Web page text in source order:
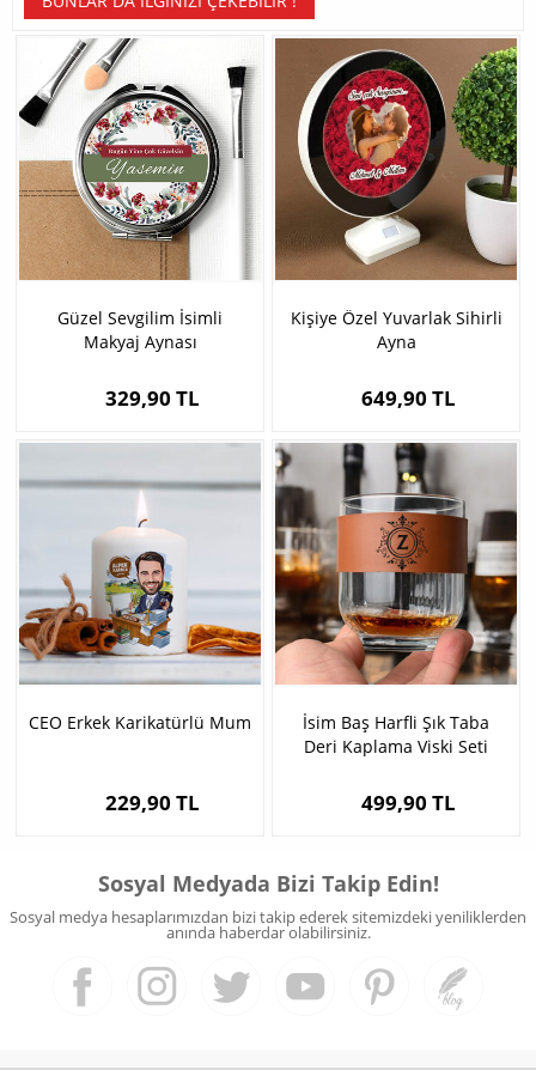
Güzel Sevgilim İsimli
Makyaj Aynası
329,90 TL
Kişiye Özel Yuvarlak Sihirli
Ayna
649,90 TL
CEO Erkek Karikatürlü Mum
229,90 TL
İsim Baş Harfli Şık Taba
Deri Kaplama Viski Seti
499,90 TL
Sosyal Medyada Bizi Takip Edin!
Sosyal medya hesaplarımızdan bizi takip ederek sitemizdeki yeniliklerden
anında haberdar olabilirsiniz.